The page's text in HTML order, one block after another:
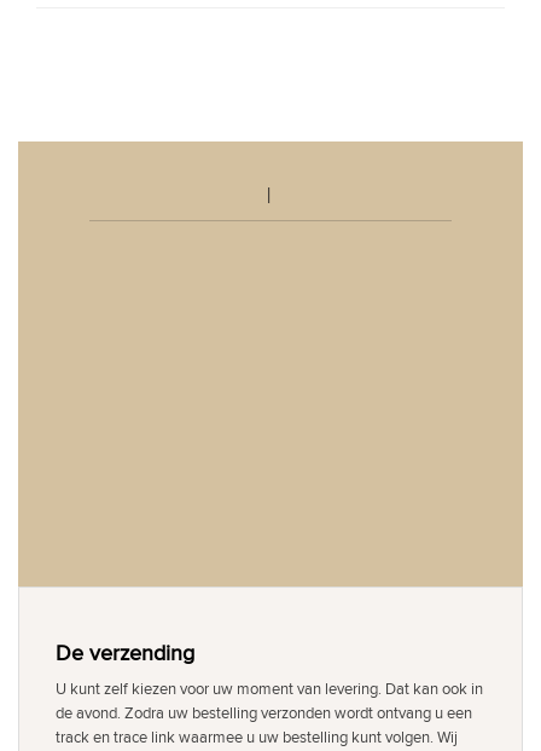
De verzending
U kunt zelf kiezen voor uw moment van levering. Dat kan ook in
de avond. Zodra uw bestelling verzonden wordt ontvang u een
track en trace link waarmee u uw bestelling kunt volgen. Wij